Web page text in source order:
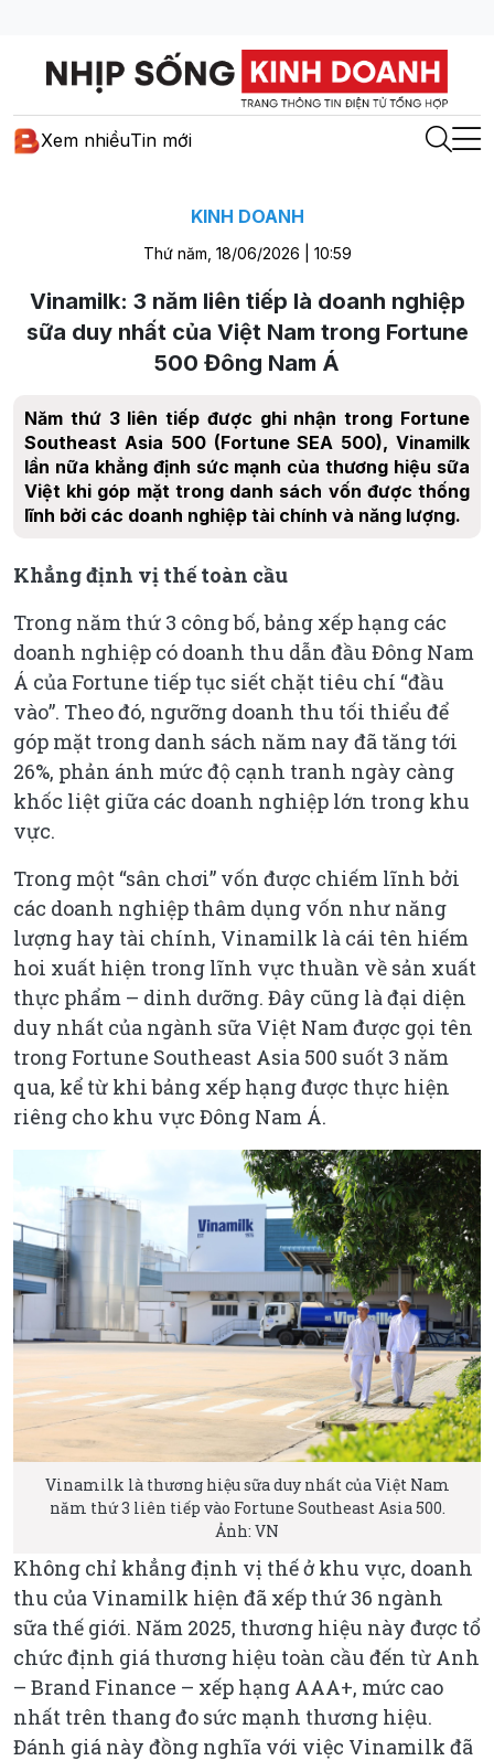
Xem nhiềuTin mới
KINH DOANH
Thứ năm, 18/06/2026 | 10:59
Vinamilk: 3 năm liên tiếp là doanh nghiệp
sữa duy nhất của Việt Nam trong Fortune
500 Đông Nam Á
Năm thứ 3 liên tiếp được ghi nhận trong Fortune
Southeast Asia 500 (Fortune SEA 500), Vinamilk
lần nữa khẳng định sức mạnh của thương hiệu sữa
Việt khi góp mặt trong danh sách vốn được thống
lĩnh bởi các doanh nghiệp tài chính và năng lượng.
Khẳng định vị thế toàn cầu
Trong năm thứ 3 công bố, bảng xếp hạng các
doanh nghiệp có doanh thu dẫn đầu Đông Nam
Á của Fortune tiếp tục siết chặt tiêu chí “đầu
vào”. Theo đó, ngưỡng doanh thu tối thiểu để
góp mặt trong danh sách năm nay đã tăng tới
26%, phản ánh mức độ cạnh tranh ngày càng
khốc liệt giữa các doanh nghiệp lớn trong khu
vực.
Trong một “sân chơi” vốn được chiếm lĩnh bởi
các doanh nghiệp thâm dụng vốn như năng
lượng hay tài chính, Vinamilk là cái tên hiếm
hoi xuất hiện trong lĩnh vực thuần về sản xuất
thực phẩm – dinh dưỡng. Đây cũng là đại diện
duy nhất của ngành sữa Việt Nam được gọi tên
trong Fortune Southeast Asia 500 suốt 3 năm
qua, kể từ khi bảng xếp hạng được thực hiện
riêng cho khu vực Đông Nam Á.
Vinamilk là thương hiệu sữa duy nhất của Việt Nam
năm thứ 3 liên tiếp vào Fortune Southeast Asia 500.
Ảnh: VN
Không chỉ khẳng định vị thế ở khu vực, doanh
thu của Vinamilk hiện đã xếp thứ 36 ngành
sữa thế giới. Năm 2025, thương hiệu này được tổ
chức định giá thương hiệu toàn cầu đến từ Anh
– Brand Finance – xếp hạng AAA+, mức cao
nhất trên thang đo sức mạnh thương hiệu.
Đánh giá này đồng nghĩa với việc Vinamilk đã